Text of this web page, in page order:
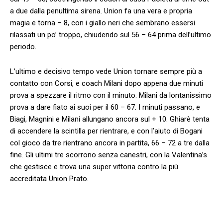
a due dalla penultima sirena. Union fa una vera e propria
magia e torna – 8, con i giallo neri che sembrano essersi
rilassati un po’ troppo, chiudendo sul 56 – 64 prima dell’ultimo
periodo.
L’ultimo e decisivo tempo vede Union tornare sempre più a
contatto con Corsi, e coach Milani dopo appena due minuti
prova a spezzare il ritmo con il minuto. Milani da lontanissimo
prova a dare fiato ai suoi per il 60 – 67. I minuti passano, e
Biagi, Magnini e Milani allungano ancora sul + 10. Ghiarè tenta
di accendere la scintilla per rientrare, e con l’aiuto di Bogani
col gioco da tre rientrano ancora in partita, 66 – 72 a tre dalla
fine. Gli ultimi tre scorrono senza canestri, con la Valentina’s
che gestisce e trova una super vittoria contro la più
accreditata Union Prato.